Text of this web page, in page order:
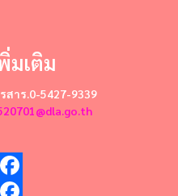
มเติม
สาร.0-5427-9339